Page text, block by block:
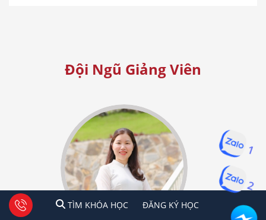
Đội Ngũ Giảng Viên
TÌM KHÓA HỌC ĐĂNG KÍ HỌC
1 2 Tư vấn facebook
TÌM KHÓA HỌC ĐĂNG KÝ HỌC
1
2